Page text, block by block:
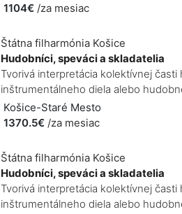
1104€ /za mesiac
Štátna filharmónia Košice
Hudobníci, speváci a skladatelia
Tvorivá interpretácia kolektívnej
inštrumentálneho diela alebo
Košice-Staré Mesto
1370.5€ /za mesiac
Štátna filharmónia Košice
Hudobníci, speváci a skladatelia
Tvorivá interpretácia kolektívnej
inštrumentálneho diela alebo